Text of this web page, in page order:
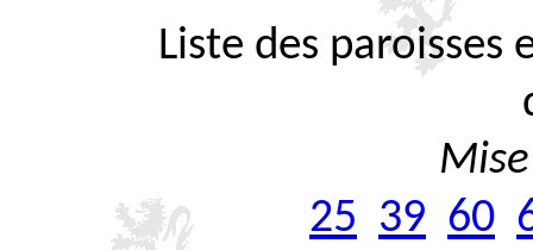
Liste des paroisses
25 39 60